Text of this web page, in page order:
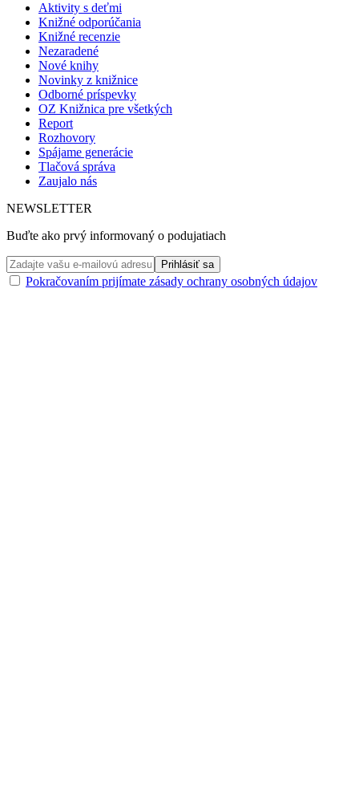
Aktivity s deťmi
Knižné odporúčania
Knižné recenzie
Nezaradené
Nové knihy
Novinky z knižnice
Odborné príspevky
OZ Knižnica pre všetkých
Report
Rozhovory
Spájame generácie
Tlačová správa
Zaujalo nás
NEWSLETTER
Buďte ako prvý informovaný o podujatiach
Pokračovaním prijímate zásady ochrany osobných údajov